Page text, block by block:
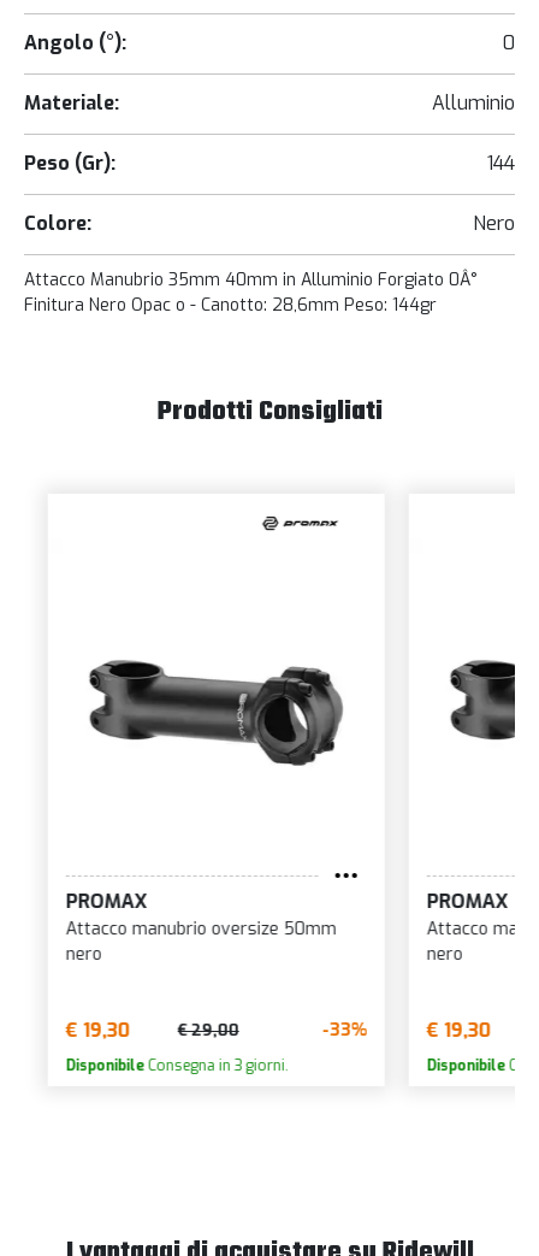
Angolo (°): 0
Materiale: Alluminio
Peso (Gr): 144
Colore: Nero
Attacco Manubrio 35mm 40mm in Alluminio Forgiato 0Â°
Finitura Nero Opac o - Canotto: 28,6mm Peso: 144gr
Prodotti Consigliati
PROMAX
Attacco manubrio oversize 50mm
nero
€ 19,30 € 29,00 -33%
DisponibileConsegna in 3 giorni.
PROMAX
Attacco
nero
€ 19,30
Disponibile